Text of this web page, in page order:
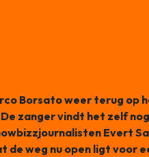
Borsato weer terug op
zanger vindt het zelf
Evert
de weg nu open ligt voor